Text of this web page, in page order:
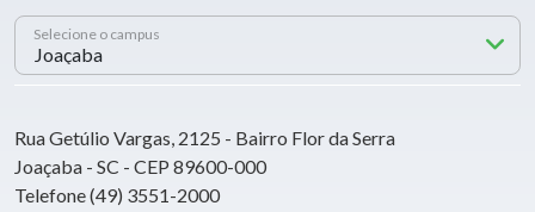
Selecione o campus
Rua Getúlio Vargas, 2125 - Bairro Flor da Serra
Joaçaba - SC - CEP 89600-000
Telefone (49) 3551-2000